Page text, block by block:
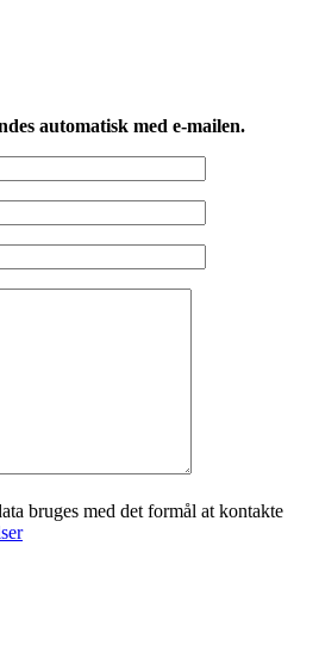
automatisk med e-mailen.
bruges med det formål at kontakte